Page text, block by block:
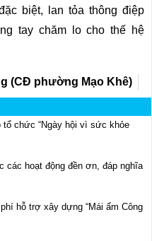
biệt, lan tỏa thông điệp
tay chăm lo cho thế hệ
(CĐ phường Mạo Khê)
chức “Ngày hội vì sức khỏe
các hoạt động đền ơn, đáp nghĩa
hỗ trợ xây dựng “Mái ấm Công